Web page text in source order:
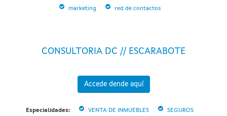
marketing red de contactos
CONSULTORIA DC // ESCARABOTE
Accede dende aquí
Especialidades: VENTA DE INMUEBLES SEGUROS